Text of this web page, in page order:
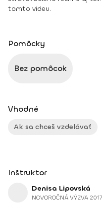
tomto videu.
Pomôcky
Bez pomôcok
Vhodné
Ak sa chceš vzdelávať
Inštruktor
Denisa Lipovská
NOVOROČNÁ VÝZVA 2017